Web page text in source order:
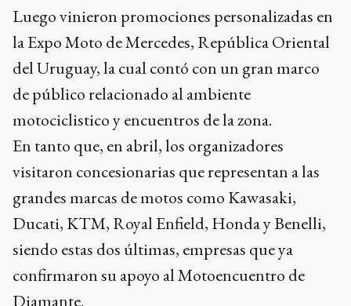
Luego vinieron promociones personalizadas en
la Expo Moto de Mercedes, República Oriental
del Uruguay, la cual contó con un gran marco
de público relacionado al ambiente
motociclistico y encuentros de la zona.
En tanto que, en abril, los organizadores
visitaron concesionarias que representan a las
grandes marcas de motos como Kawasaki,
Ducati, KTM, Royal Enfield, Honda y Benelli,
siendo estas dos últimas, empresas que ya
confirmaron su apoyo al Motoencuentro de
Diamante.